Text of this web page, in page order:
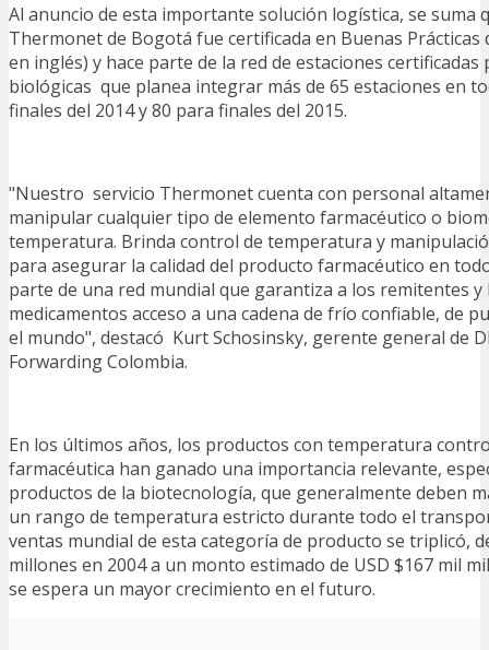
Al anuncio de esta importante solución logística, se suma
Thermonet de Bogotá fue certificada en Buenas Prácticas
en inglés) y hace parte de la red de estaciones certificadas
biológicas que planea integrar más de 65 estaciones en
finales del 2014 y 80 para finales del 2015.
"Nuestro servicio Thermonet cuenta con personal
manipular cualquier tipo de elemento farmacéutico o
temperatura. Brinda control de temperatura y
para asegurar la calidad del producto farmacéutico en
parte de una red mundial que garantiza a los remitentes
medicamentos acceso a una cadena de frío confiable, de
el mundo", destacó Kurt Schosinsky, gerente general de
Forwarding Colombia.
En los últimos años, los productos con temperatura
farmacéutica han ganado una importancia relevante,
productos de la biotecnología, que generalmente deben
un rango de temperatura estricto durante todo el
ventas mundial de esta categoría de producto se triplicó,
millones en 2004 a un monto estimado de USD $167 mil
se espera un mayor crecimiento en el futuro.